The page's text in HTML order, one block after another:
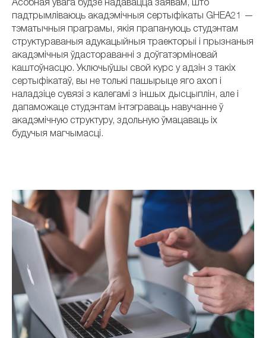
Асобная ўвага будзе надавацца заявам, што
падтрымліваюць акадэмічныя сертыфікаты GHEA21 —
тэматычныя праграмы, якія прапануюць студэнтам
структураваныя адукацыйныя траекторыі і прызнаныя
акадэмічныя ўдастораванні з доўгатэрміновай
каштоўнасцю. Уключыўшы свой курс у адзін з такіх
сертыфікатаў, вы не толькі пашырыце яго ахоп і
наладзіце сувязі з калегамі з іншых дысцыплін, але і
дапаможаце студэнтам інтэграваць навучанне ў
акадэмічную структуру, здольную ўмацаваць іх
будучыя магчымасці.